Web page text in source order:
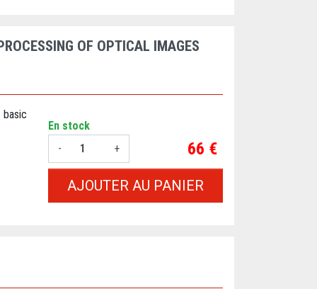
OF OPTICAL IMAGES
En stock
-
+ Prix
66 €
AJOUTER AU PANIER